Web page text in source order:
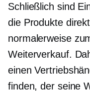
Schließlich sind
die Produkte
normalerweise
Weiterverkauf.
einen
finden, der seine